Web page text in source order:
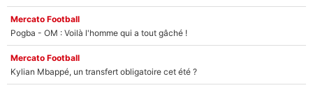
Mercato Football
Pogba - OM : Voilà l'homme qui a tout gâché !
Mercato Football
Kylian Mbappé, un transfert obligatoire cet été ?